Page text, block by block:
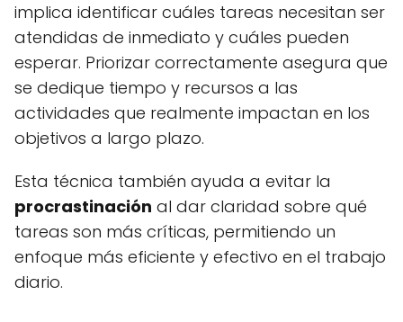
implica identificar cuáles tareas necesitan ser
atendidas de inmediato y cuáles pueden
esperar. Priorizar correctamente asegura que
se dedique tiempo y recursos a las
actividades que realmente impactan en los
objetivos a largo plazo.
Esta técnica también ayuda a evitar la
procrastinación al dar claridad sobre qué
tareas son más críticas, permitiendo un
enfoque más eficiente y efectivo en el trabajo
diario.